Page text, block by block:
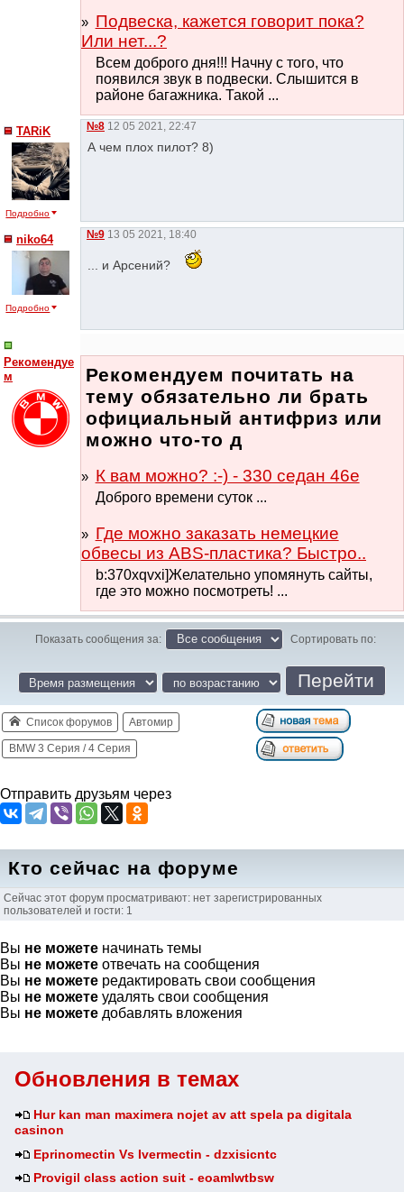
Обновления в темах
Hur kan man maximera nojet av att spela pa digitala
casinon
Eprinomectin Vs Ivermectin - dzxisicntc
Provigil class action suit - eoamlwtbsw
Подвеска, кажется говорит пока?
Или нет...?
Всем доброго дня!!! Начну с того, что
появился звук в подвески. Слышится в
районе багажника. Такой ...
TARiK
Подробно
№8 12 05 2021, 22:47
А чем плох пилот? 8)
niko64
Подробно
№9 13 05 2021, 18:40
... и Арсений?
Рекомендуе
м
Рекомендуем почитать на
тему обязательно ли брать
официальный антифриз или
можно что-то д
К вам можно? :-) - 330 седан 46е
Доброго времени суток ...
Где можно заказать немецкие
обвесы из ABS-пластика? Быстро..
b:370xqvxi]Желательно упомянуть сайты,
где это можно посмотреть! ...
Показать сообщения за: Сортировать по:
Список форумов Автомир
BMW 3 Серия / 4 Серия
Отправить друзьям через
Кто сейчас на форуме
Сейчас этот форум просматривают: нет зарегистрированных
пользователей и гости: 1
Вы не можете начинать темы
Вы не можете отвечать на сообщения
Вы не можете редактировать свои сообщения
Вы не можете удалять свои сообщения
Вы не можете добавлять вложения